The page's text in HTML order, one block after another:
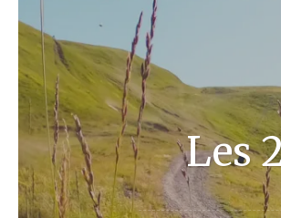
l’été : mes
by ISA on